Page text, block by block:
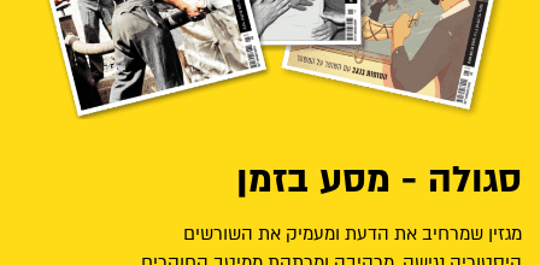
סגולה - מסע בזמן
מגזין שמרחיב את הדעת ומעמיק את השורשים